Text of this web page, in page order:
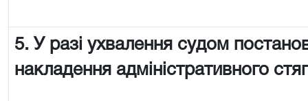
5. У разі ухвалення судом
накладення адміністративного